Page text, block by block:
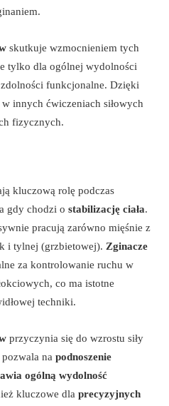
skutkuje wzmocnieniem tych
tylko dla ogólnej wydolności
funkcjonalne. Dzięki
innych ćwiczeniach siłowych
fizycznych.
kluczową rolę podczas
gdy chodzi o stabilizację ciała.
pracują zarówno mięśnie z
i tylnej (grzbietowej). Zginacze
za kontrolowanie ruchu w
co ma istotne
techniki.
przyczynia się do wzrostu siły
na podnoszenie
ogólną wydolność
kluczowe dla precyzyjnych